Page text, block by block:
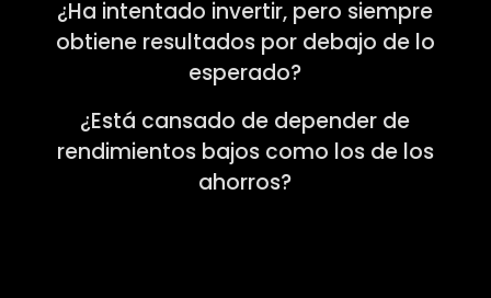
¿Ha intentado invertir, pero siempre
obtiene resultados por debajo de lo
esperado?
¿Está cansado de depender de
rendimientos bajos como los de los
ahorros?